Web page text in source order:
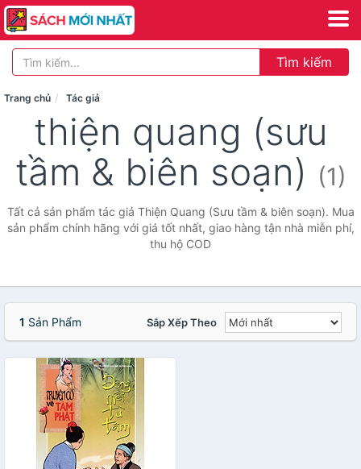
Tìm kiếm
Trang chủ Tác giả
thiện quang (sưu
tầm & biên soạn) (1)
Tất cả sản phẩm tác giả Thiện Quang (Sưu tầm & biên soạn). Mua
sản phẩm chính hãng với giá tốt nhất, giao hàng tận nhà miễn phí,
thu hộ COD
1 Sản Phẩm Sắp Xếp Theo